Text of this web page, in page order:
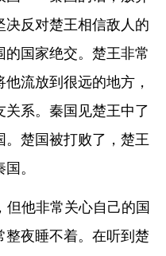
决反对楚王相信敌人的
国家绝交。楚王非常
流放到很远的地方，
系。秦国见楚王中了
。楚国被打败了，楚王
。
但他非常关心自己的国
整夜睡不着。在听到楚